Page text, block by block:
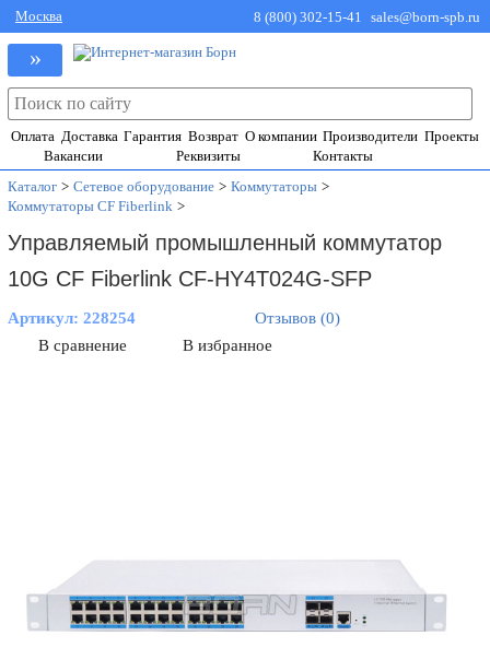
Москва 8 (800) 302-15-41 sales@born-spb.ru
»
Оплата Доставка Гарантия Возврат О компании Производители Проекты
Вакансии
Реквизиты
Контакты
Каталог > Сетевое оборудование > Коммутаторы >
Коммутаторы CF Fiberlink >
Управляемый промышленный коммутатор
10G CF Fiberlink CF-HY4T024G-SFP
Артикул:228254
Отзывов (0)
В сравнение
В избранное